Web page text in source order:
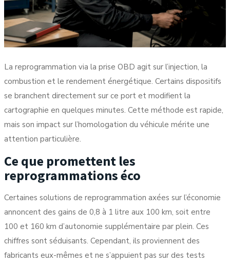
La reprogrammation via la prise OBD agit sur l’injection, la
combustion et le rendement énergétique. Certains dispositifs
se branchent directement sur ce port et modifient la
cartographie en quelques minutes. Cette méthode est rapide,
mais son impact sur l’homologation du véhicule mérite une
attention particulière.
Ce que promettent les
reprogrammations éco
Certaines solutions de reprogrammation axées sur l’économie
annoncent des gains de 0,8 à 1 litre aux 100 km, soit entre
100 et 160 km d’autonomie supplémentaire par plein. Ces
chiffres sont séduisants. Cependant, ils proviennent des
fabricants eux-mêmes et ne s’appuient pas sur des tests